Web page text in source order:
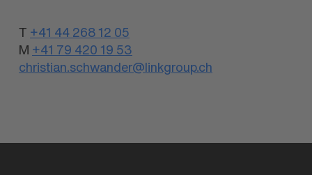
T +41 44 268 12 05
M +41 79 420 19 53
christian.schwander@linkgroup.ch